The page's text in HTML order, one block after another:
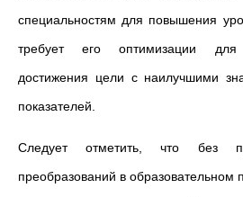
специальностям для повышения
требует его оптимизации
достижения цели с наилучшими
показателей.
Следует отметить, что без
преобразований в образовательном